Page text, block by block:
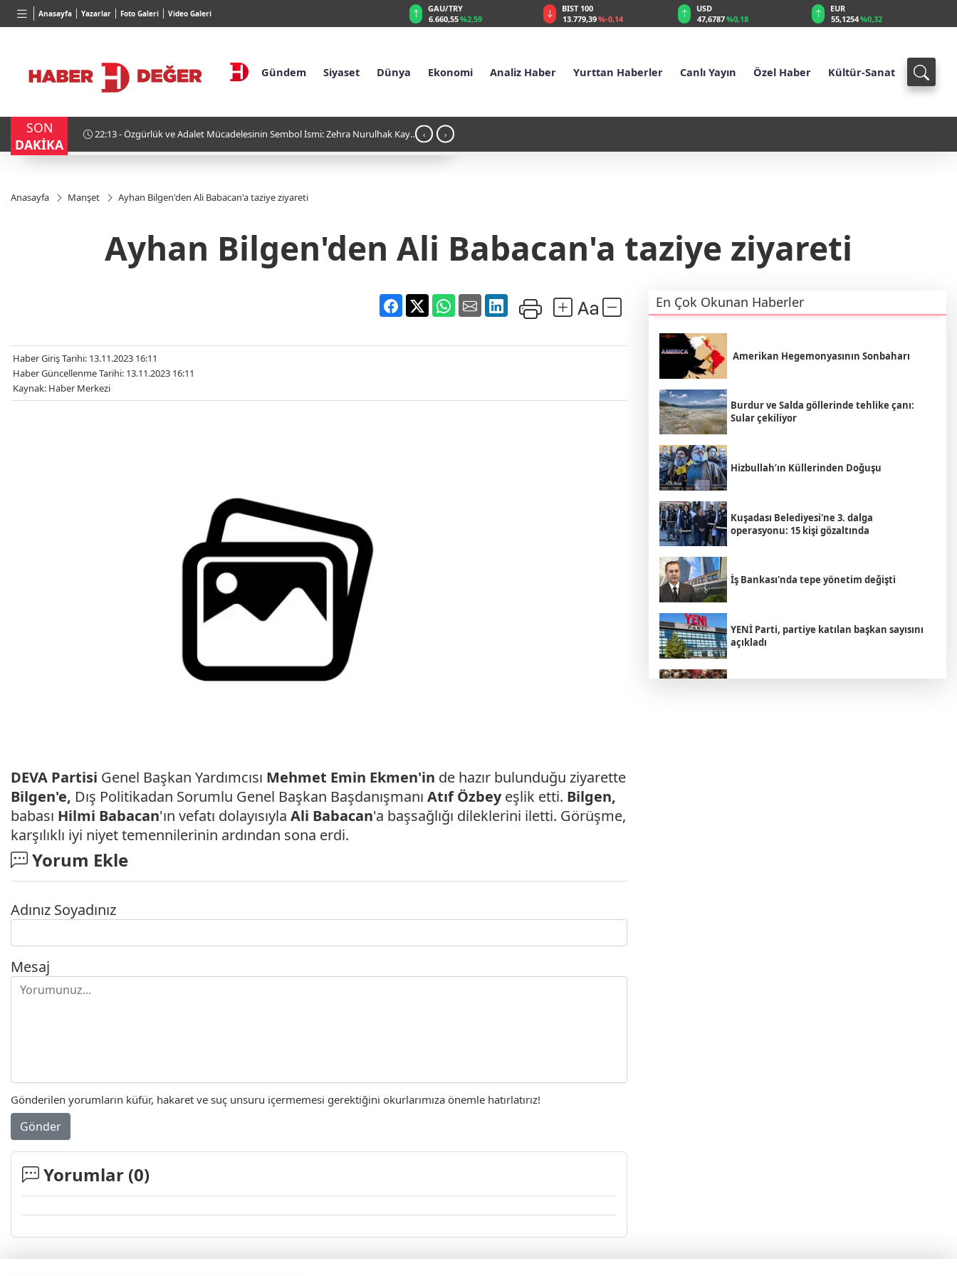
Anasayfa Yazarlar Foto Galeri Video Galeri
TND
16,3788%0,90
BGN
27,9743 %-0,22
GAU/TRY
6.660,55%2,59
BIST 100
13.779,39%-0,14
USD
47,6787%0,18
EUR
55,1254%0,32
Gündem Siyaset Dünya Ekonomi Analiz Haber Yurttan Haberler Canlı Yayın Özel Haber Kültür-Sanat
SON
DAKİKA
22:13 - Özgürlük ve Adalet Mücadelesinin Sembol İsmi: Zehra Nurulhak Kaya ‹ ›
Anasayfa Manşet Ayhan Bilgen'den Ali Babacan'a taziye ziyareti
Ayhan Bilgen'den Ali Babacan'a taziye ziyareti
Haber Giriş Tarihi: 13.11.2023 16:11
Haber Güncellenme Tarihi: 13.11.2023 16:11
Kaynak: Haber Merkezi
DEVA Partisi Genel Başkan Yardımcısı Mehmet Emin Ekmen'in de hazır bulunduğu ziyarette
Bilgen'e, Dış Politikadan Sorumlu Genel Başkan Başdanışmanı Atıf Özbeyeşlik etti. Bilgen,
babası Hilmi Babacan'ın vefatı dolayısıyla Ali Babacan'a başsağlığı dileklerini iletti. Görüşme,
karşılıklı iyi niyet temennilerinin ardından sona erdi.
Yorum Ekle
Adınız Soyadınız
Mesaj
Gönderilen yorumların küfür, hakaret ve suç unsuru içermemesi gerektiğini okurlarımıza önemle hatırlatırız!
Gönder
Yorumlar (0)
En Çok Okunan Haberler
Amerikan Hegemonyasının Sonbaharı
Burdur ve Salda göllerinde tehlike çanı:
Sular çekiliyor
Hizbullah’ın Küllerinden Doğuşu
Kuşadası Belediyesi'ne 3. dalga
operasyonu: 15 kişi gözaltında
İş Bankası'nda tepe yönetim değişti
YENİ Parti, partiye katılan başkan sayısını
açıkladı